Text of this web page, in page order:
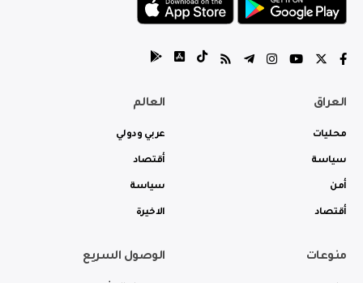
العراق
محليات
سياسة
أمن
أقتصاد
العالم
عربي ودولي
أقتصاد
سياسة
الاخيرة
منوعات الوصول السريع